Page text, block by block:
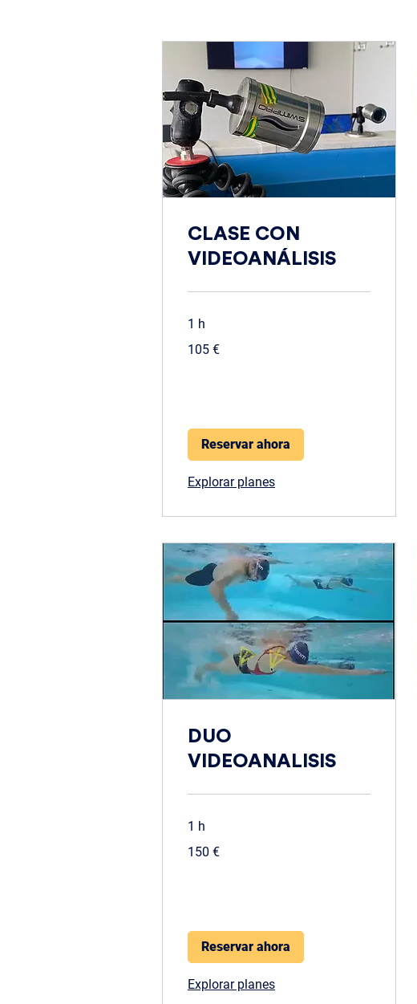
CLASE CON
VIDEOANÁLISIS
1 h
euros
105 €
Reservar ahora
Explorar planes
DUO
VIDEOANALISIS
1 h
euros
150 €
Reservar ahora
Explorar planes